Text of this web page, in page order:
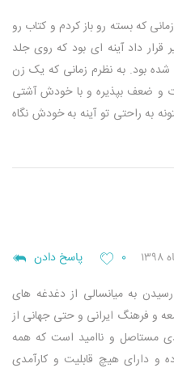
که بسته رو باز کردم و کتاب رو
داد آینه ای بود که روی جلد
بود. به نظرم زمانی که یک زن
و ضعف بپذیره و با خودش آشتی
به راحتی تو آینه به خودش نگاه
۰ پاسخ دادن
به میانسالی از دغدغه های
و فرهنگ ایرانی و حتی جهانی از
مستاصل و ناامید است که همه
دارای هیچ قابلیت و کارآمدی